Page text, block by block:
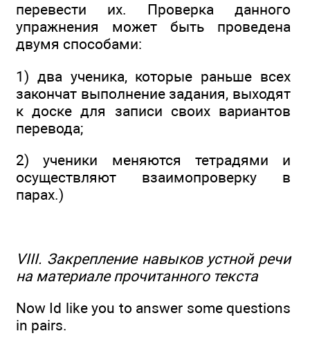
перевести их. Проверка данного
упражнения может быть проведена
двумя способами:
1) два ученика, которые раньше всех
закончат выполнение задания, выходят
к доске для записи своих вариантов
перевода;
2) ученики меняются тетрадями и
осуществляют взаимопроверку в
парах.)
VIII. Закрепление навыков устной речи
на материале прочитанного текста
Now Id like you to answer some questions
in pairs.